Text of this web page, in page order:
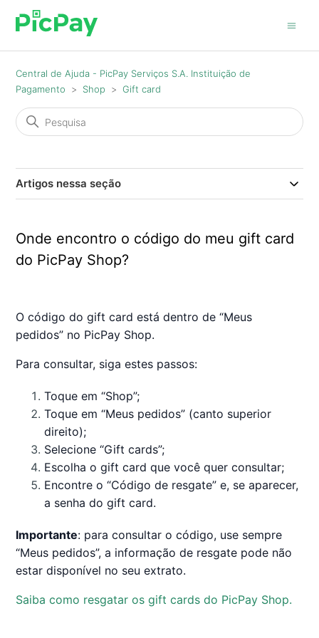
Central de Ajuda - PicPay Serviços S.A. Instituição de
Pagamento
Shop Gift card
Artigos nessa seção
Onde encontro o código do meu gift card
do PicPay Shop?
O código do gift card está dentro de “Meus
pedidos” no PicPay Shop.
Para consultar, siga estes passos:
Toque em “Shop”;
Toque em “Meus pedidos” (canto superior
direito);
Selecione “Gift cards”;
Escolha o gift card que você quer consultar;
Encontre o “Código de resgate” e, se aparecer,
a senha do gift card.
Importante: para consultar o código, use sempre
“Meus pedidos”, a informação de resgate pode não
estar disponível no seu extrato.
Saiba como resgatar os gift cards do PicPay Shop.